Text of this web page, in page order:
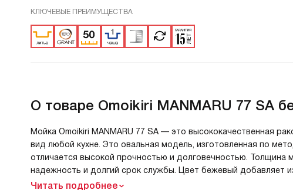
КЛЮЧЕВЫЕ ПРЕИМУЩЕСТВА
О товаре Omoikiri MANMARU 77 SA
Мойка Omoikiri MANMARU 77 SA — это высококачественная
вид любой кухне. Это овальная модель, изготовленная по
отличается высокой прочностью и долговечностью. Толщина
надежность и долгий срок службы. Цвет бежевый добавляет
Читать подробнее